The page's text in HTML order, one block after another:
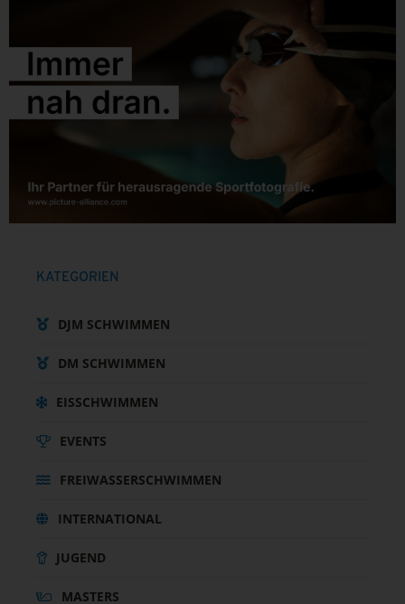
KATEGORIEN
DJM SCHWIMMEN
DM SCHWIMMEN
EISSCHWIMMEN
EVENTS
FREIWASSERSCHWIMMEN
INTERNATIONAL
JUGEND
MASTERS